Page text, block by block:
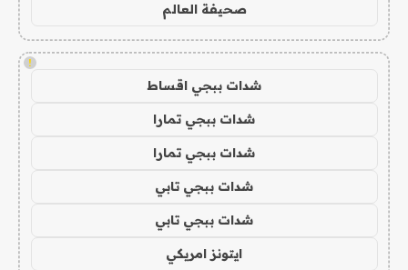
صحيفة العالم
!
شدات ببجي اقساط
شدات ببجي تمارا
شدات ببجي تمارا
شدات ببجي تابي
شدات ببجي تابي
ايتونز امريكي